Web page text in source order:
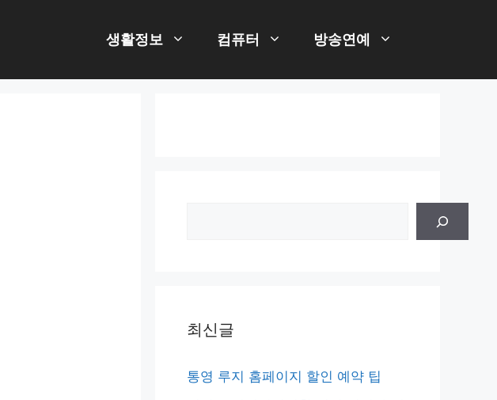
생활정보 컴퓨터 방송연예
최신글
통영 루지 홈페이지 할인 예약 팁